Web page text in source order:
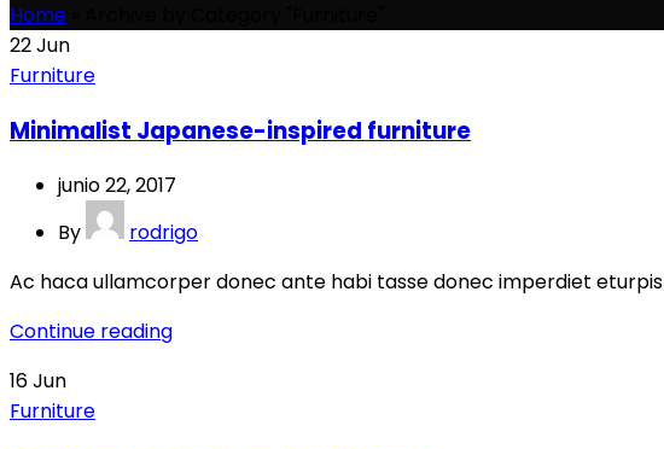
Home
22Jun
Furniture
Minimalist Japanese-inspired furniture
junio 22, 2017
By
rodrigo
Ac haca ullamcorper donec ante habi tasse donec imperdiet
Continue reading
16Jun
Furniture